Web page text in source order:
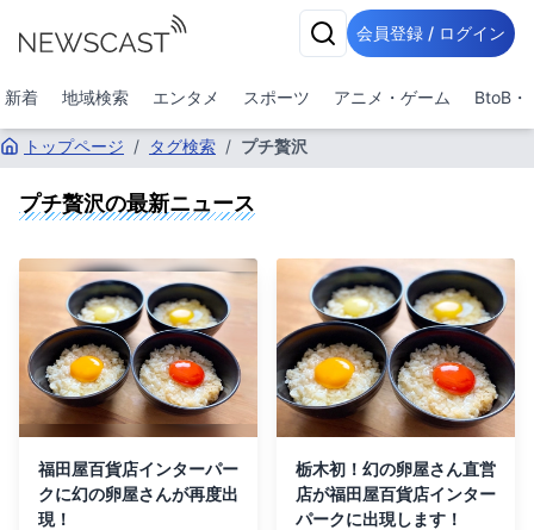
会員登録 / ログイン
新着 地域検索 エンタメ スポーツ アニメ・ゲーム BtoB・
トップページ / タグ検索 / プチ贅沢
プチ贅沢の最新ニュース
福田屋百貨店インターパー
クに幻の卵屋さんが再度出
現！
栃木初！幻の卵屋さん直営
店が福田屋百貨店インター
パークに出現します！